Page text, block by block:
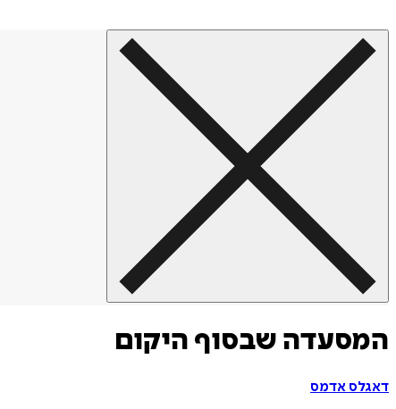
המסעדה שבסוף היקום
דאגלס אדמס